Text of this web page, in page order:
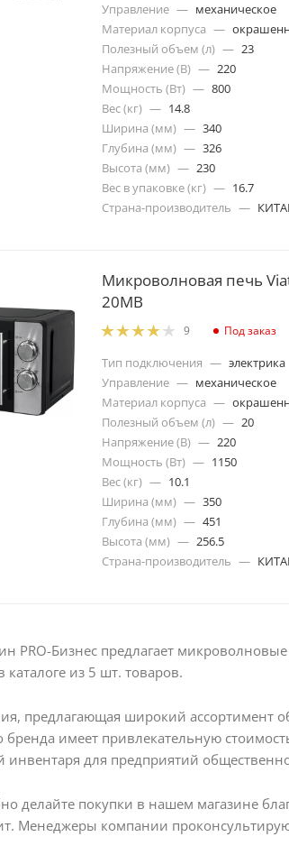
Управление — механическое
Материал корпуса —
Полезный объем (л) — 23
Напряжение (В) — 220
Мощность (Вт) — 800
Вес (кг) — 14.8
Ширина (мм) — 340
Глубина (мм) — 326
Высота (мм) — 230
Вес в упаковке (кг) — 16.7
Страна-производитель —
Микроволновая печь
20MB
9 Под заказ
Тип подключения — электрика
Управление — механическое
Материал корпуса —
Полезный объем (л) — 20
Напряжение (В) — 220
Мощность (Вт) — 1150
Вес (кг) — 10.1
Ширина (мм) — 350
Глубина (мм) — 451
Высота (мм) — 256.5
Страна-производитель —
PRO-Бизнес предлагает
из 5 шт. товаров.
предлагающая широкий ассортимент
бренда имеет привлекательную
инвентаря для предприятий
делайте покупки в нашем магазине
Менеджеры компании